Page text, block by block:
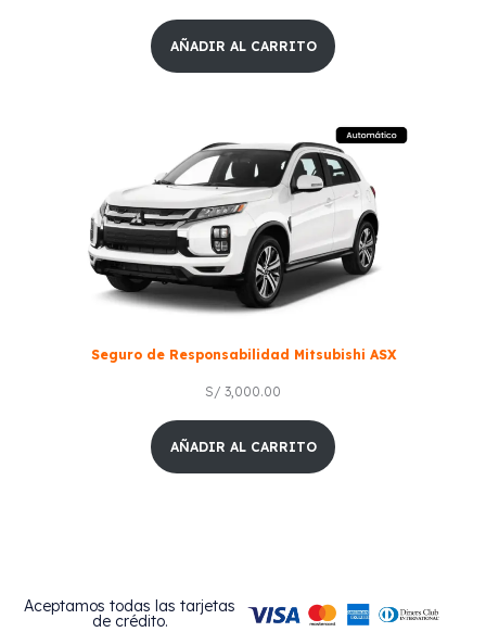
AÑADIR AL CARRITO
Seguro de Responsabilidad Mitsubishi ASX
S/ 3,000.00
AÑADIR AL CARRITO
Aceptamos todas las tarjetas
de crédito.